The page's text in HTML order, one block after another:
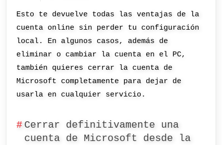
Esto te devuelve todas las ventajas de la
cuenta online sin perder tu configuración
local. En algunos casos, además de
eliminar o cambiar la cuenta en el PC,
también quieres cerrar la cuenta de
Microsoft completamente para dejar de
usarla en cualquier servicio.
Cerrar definitivamente una
cuenta de Microsoft desde la